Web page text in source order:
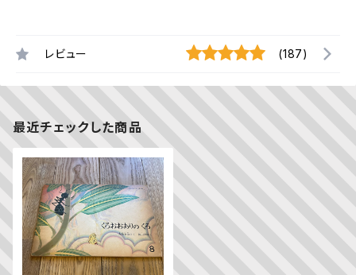
レビュー (187)
最近チェックした商品